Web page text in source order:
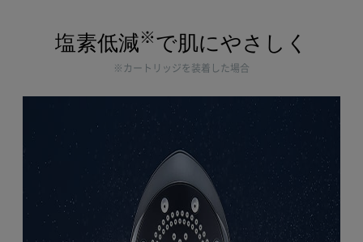
塩素低減※で肌にやさしく
※カートリッジを装着した場合